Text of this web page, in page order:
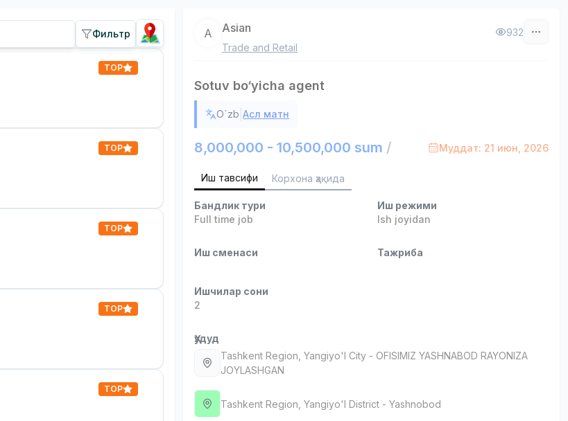
Фильтр
TOP
TOP
TOP
TOP
TOP
A Asian
Trade and Retail
932
Sotuv bo‘yicha agent
O`zb |Асл матн
8,000,000 - 10,500,000 sum / Муддат: 21 июн, 2026
Иш тавсифи Корхона ҳақида
Бандлик тури
Full time job
Иш режими
Ish joyidan
Иш сменаси Тажриба
Ишчилар сони
2
Ҳудуд
Tashkent Region , Yangiyo'l City - OFISIMIZ YASHNABOD RAYONIZA
JOYLASHGAN
Tashkent Region , Yangiyo'l District - Yashnobod